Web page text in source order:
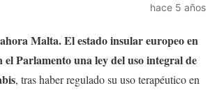
hace 5 años
ahora Malta. El estado insular europeo en
el Parlamento una ley del uso integral de
, tras haber regulado su uso terapéutico en